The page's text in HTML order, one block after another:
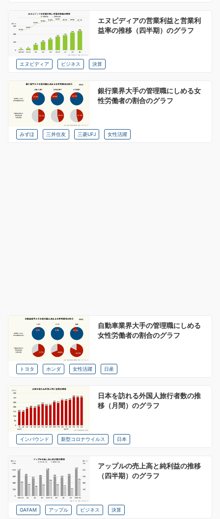
エヌビディアの営業利益と営業利
益率の推移（四半期）のグラフ
エヌビディア ビジネス 決算
銀行業界大手の管理職にしめる女
性労働者の割合のグラフ
みずほ 三井住友 三菱UFJ 女性活躍
自動車業界大手の管理職にしめる
女性労働者の割合のグラフ
トヨタ ホンダ 女性活躍 日産
日本を訪れる外国人旅行者数の推
移（月間）のグラフ
インバウンド 新型コロナウイルス 日本
アップルの売上高と純利益の推移
（四半期）のグラフ
GAFAM アップル ビジネス 決算